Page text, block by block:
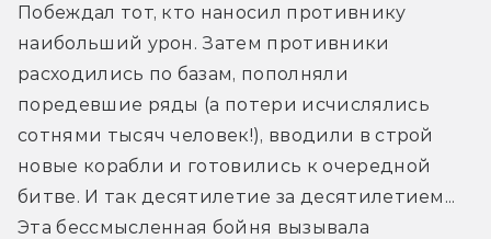
Побеждал тот, кто наносил противнику
наибольший урон. Затем противники
расходились по базам, пополняли
поредевшие ряды (а потери исчислялись
сотнями тысяч человек!), вводили в строй
новые корабли и готовились к очередной
битве. И так десятилетие за десятилетием...
Эта бессмысленная бойня вызывала